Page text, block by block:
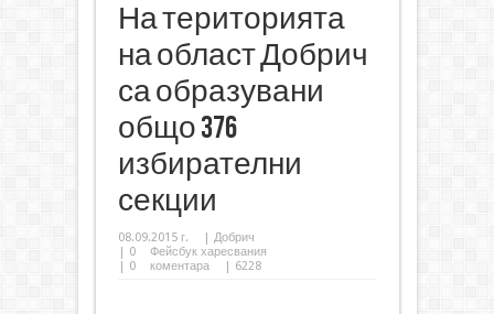
На територията
на област Добрич
са образувани
общо 376
избирателни
секции
08.09.2015 г.
Добрич
0
Фейсбук харесвания
0 коментара | 6228